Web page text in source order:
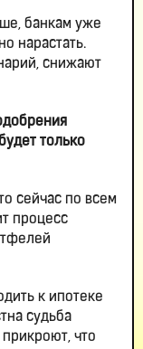
банкам уже
нарастать.
снижают
только
сейчас по всем
процесс
к ипотеке
судьба
что